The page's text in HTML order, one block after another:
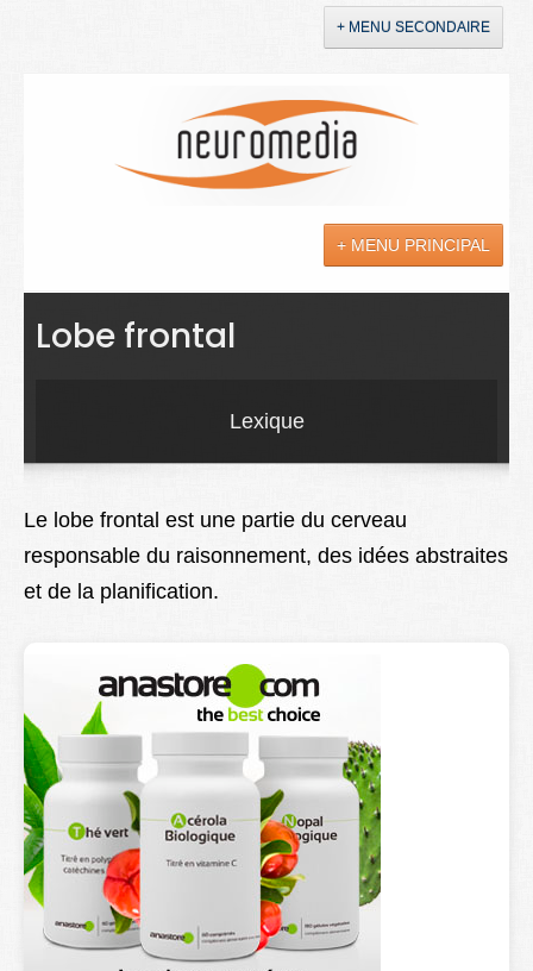
+ MENU SECONDAIRE
+ MENU PRINCIPAL
Actualités
Soins
Droit
Lexique
Better Health
Lobe frontal
Lexique
Le lobe frontal est une partie du cerveau
responsable du raisonnement, des idées abstraites
et de la planification.